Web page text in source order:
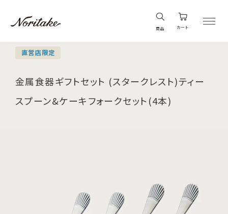
商品 カート
直営店限定
金属食器ギフトセット (スタークレスト)ティー
スプーン&ケーキフォークセット(4本)